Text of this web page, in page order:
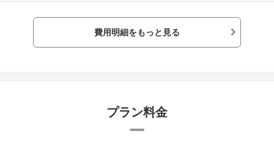
費用明細をもっと見る
プラン料金